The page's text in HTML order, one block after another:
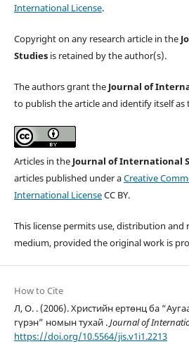
International License.
Copyright on any research article in the
Studiesis retained by the author(s).
The authors grant the Journal of
to publish the article and identify itself
Articles in the Journal of International
articles published under aCreative
International LicenseCC BY.
This license permits use, distribution
medium, provided the original work is
How to Cite
Л, О. . (2006). Христийн ертөнц ба
гүрэн” номын тухай .Journal of
https://doi.org/10.5564/jis.v1i1.2213